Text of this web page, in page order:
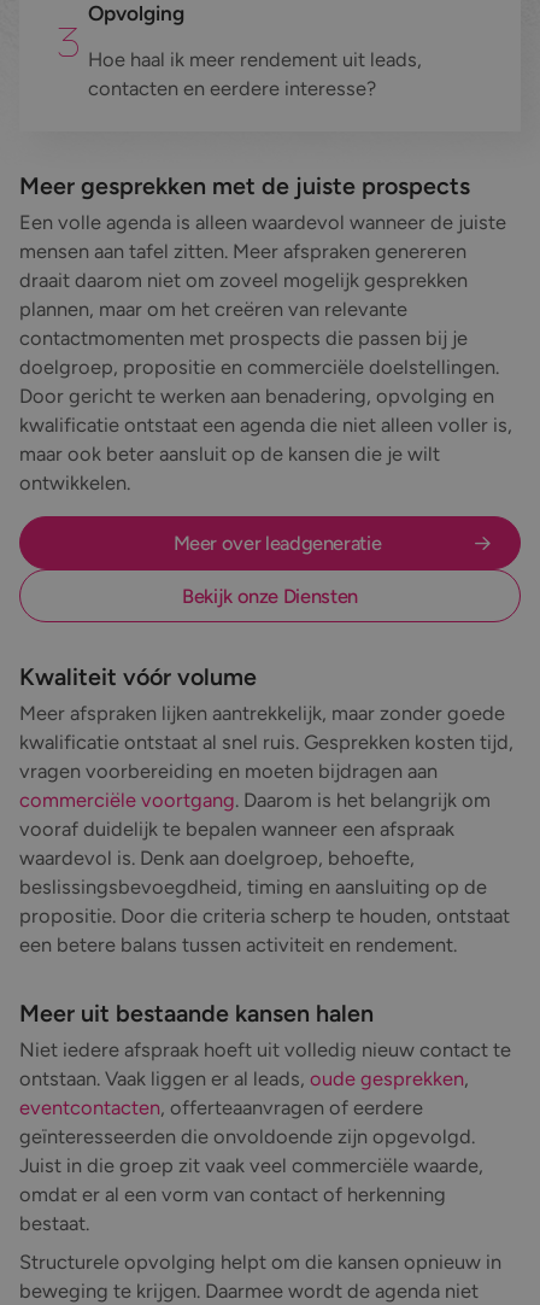
Opvolging
Hoe haal ik meer rendement uit leads,
contacten en eerdere interesse?
Meer gesprekken met de juiste prospects
Een volle agenda is alleen waardevol wanneer de juiste
mensen aan tafel zitten. Meer afspraken genereren
draait daarom niet om zoveel mogelijk gesprekken
plannen, maar om het creëren van relevante
contactmomenten met prospects die passen bij je
doelgroep, propositie en commerciële doelstellingen.
Door gericht te werken aan benadering, opvolging en
kwalificatie ontstaat een agenda die niet alleen voller is,
maar ook beter aansluit op de kansen die je wilt
ontwikkelen.
Meer over leadgeneratie
Bekijk onze Diensten
Kwaliteit vóór volume
Meer afspraken lijken aantrekkelijk, maar zonder goede
kwalificatie ontstaat al snel ruis. Gesprekken kosten tijd,
vragen voorbereiding en moeten bijdragen aan
commerciële voortgang. Daarom is het belangrijk om
vooraf duidelijk te bepalen wanneer een afspraak
waardevol is. Denk aan doelgroep, behoefte,
beslissingsbevoegdheid, timing en aansluiting op de
propositie. Door die criteria scherp te houden, ontstaat
een betere balans tussen activiteit en rendement.
Meer uit bestaande kansen halen
Niet iedere afspraak hoeft uit volledig nieuw contact te
ontstaan. Vaak liggen er al leads, oude gesprekken,
eventcontacten, offerteaanvragen of eerdere
geïnteresseerden die onvoldoende zijn opgevolgd.
Juist in die groep zit vaak veel commerciële waarde,
omdat er al een vorm van contact of herkenning
bestaat.
Structurele opvolging helpt om die kansen opnieuw in
beweging te krijgen. Daarmee wordt de agenda niet